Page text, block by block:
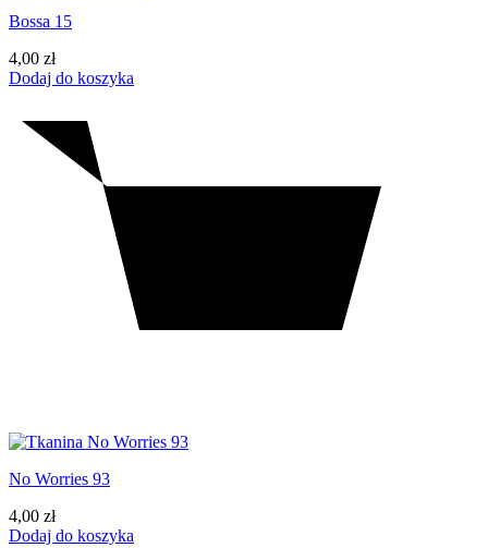
Bossa 15
4,00 zł
Dodaj do koszyka
No Worries 93
4,00 zł
Dodaj do koszyka